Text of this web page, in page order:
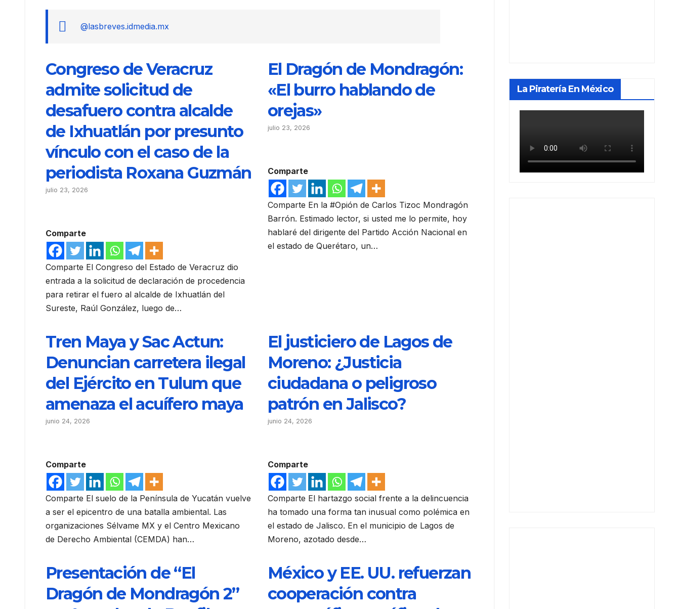
@lasbreves.idmedia.mx
Congreso de Veracruz
admite solicitud de
desafuero contra alcalde
de Ixhuatlán por presunto
vínculo con el caso de la
periodista Roxana Guzmán
julio 23, 2026
Comparte
Comparte El Congreso del Estado de Veracruz dio
entrada a la solicitud de declaración de procedencia
para retirar el fuero al alcalde de Ixhuatlán del
Sureste, Raúl González, luego de…
El Dragón de Mondragón:
«El burro hablando de
orejas»
julio 23, 2026
Comparte
Comparte En la #Opión de Carlos Tizoc Mondragón
Barrón. Estimado lector, si usted me lo permite, hoy
hablaré del dirigente del Partido Acción Nacional en
el estado de Querétaro, un…
Tren Maya y Sac Actun:
Denuncian carretera ilegal
del Ejército en Tulum que
amenaza el acuífero maya
junio 24, 2026
Comparte
Comparte El suelo de la Península de Yucatán vuelve
a ser el epicentro de una batalla ambiental. Las
organizaciones Sélvame MX y el Centro Mexicano
de Derecho Ambiental (CEMDA) han…
El justiciero de Lagos de
Moreno: ¿Justicia
ciudadana o peligroso
patrón en Jalisco?
junio 24, 2026
Comparte
Comparte El hartazgo social frente a la delincuencia
ha tomado una forma tan inusual como polémica en
el estado de Jalisco. En el municipio de Lagos de
Moreno, azotado desde…
Presentación de “El
Dragón de Mondragón 2”
México y EE. UU. refuerzan
cooperación contra
La Piratería En México